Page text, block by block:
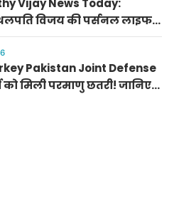
Vijay News Today:
विजय की पर्सनल लाइफ
खबर, पत्नी संगीता संग सुलझा
Pakistan Joint Defense
को मिली परमाणु छतरी! जानिए